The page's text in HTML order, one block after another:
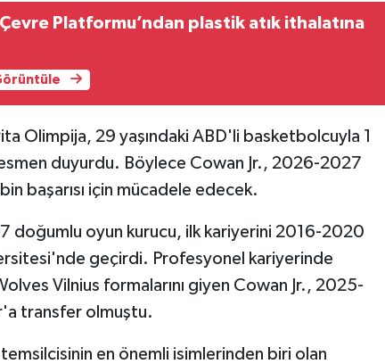
Platformu’ndan plastik atık ithalatına
Olimpija, 29 yaşındaki ABD'li basketbolcuyla 1
resmen duyurdu. Böylece Cowan Jr., 2026-2027
başarısı için mücadele edecek.
doğumlu oyun kurucu, ilk kariyerini 2016-2020
geçirdi. Profesyonel kariyerinde
Vilnius formalarını giyen Cowan Jr., 2025-
transfer olmuştu.
en önemli isimlerinden biri olan